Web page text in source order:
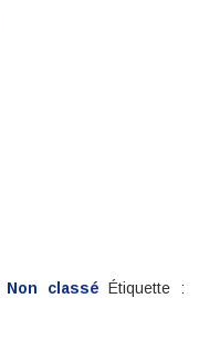
Non classé Étiquette :